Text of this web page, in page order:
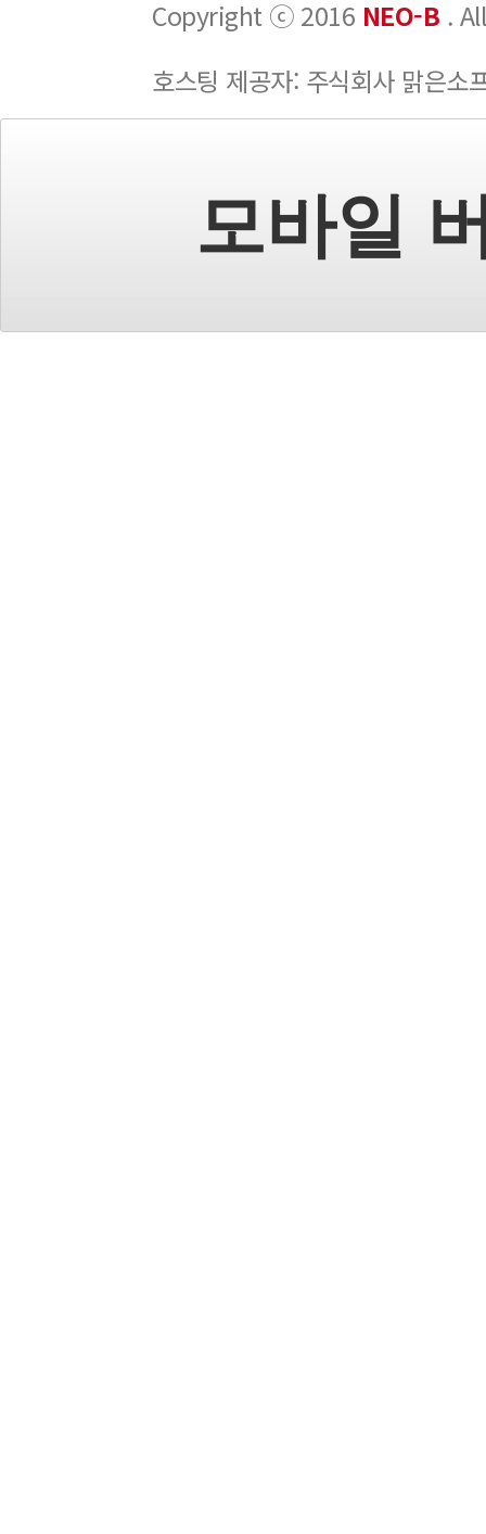
Copyright ⓒ 2016 NEO-B .
호스팅 제공자: 주식회사 맑은소
모바일